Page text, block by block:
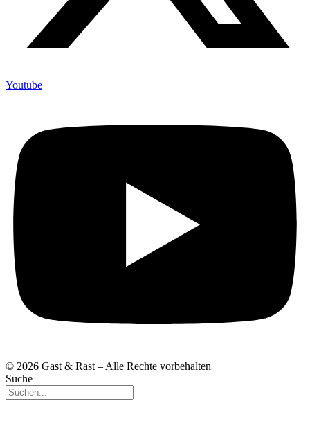
Youtube
© 2026 Gast & Rast – Alle Rechte vorbehalten
Suche